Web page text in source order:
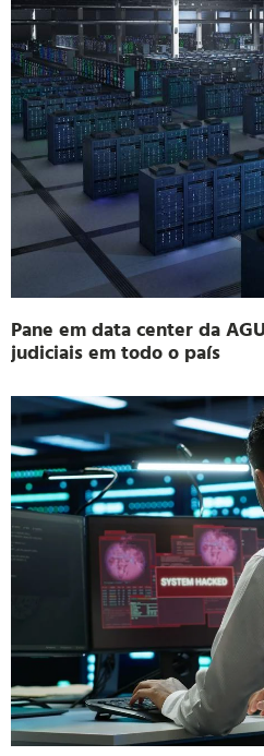
Pane em data center da
judiciais em todo o país